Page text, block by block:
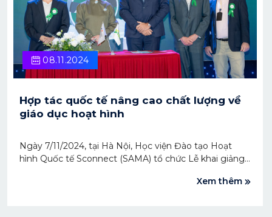
08.11.2024
Hợp tác quốc tế nâng cao chất lượng về
giáo dục hoạt hình
Ngày 7/11/2024, tại Hà Nội, Học viện Đào tạo Hoạt
hình Quốc tế Sconnect (SAMA) tổ chức Lễ khai giảng
toàn diện Đại sứ quán Pháp tại Việt Nam và Trường
Xem thêm